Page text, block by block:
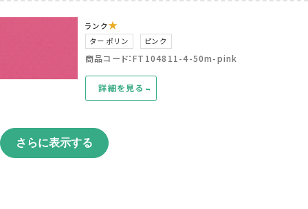
ランク★
ターポリン ピンク
商品コード：FT104811-4-50m-pink
詳細を見る
さらに表示する